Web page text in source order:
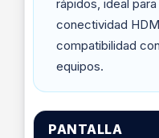
rápidos, ideal
conectividad
compatibilidad
equipos.
PANTALLA